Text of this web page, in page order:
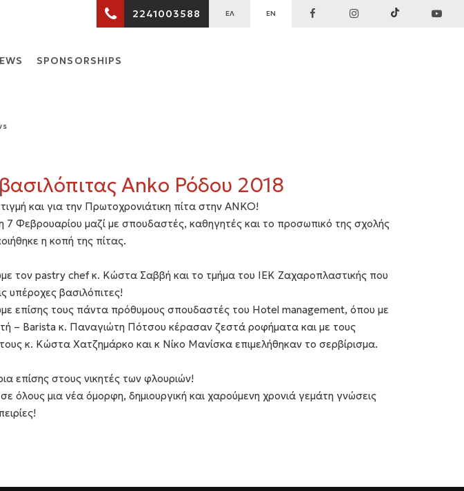
2241003588 ΕΛ EN
SPONSORSHIPS
Anko Ρόδου 2018
και για την Πρωτοχρονιάτικη πίτα στην ΑΝΚΟ!
7 Φεβρουαρίου μαζί με σπουδαστές, καθηγητές και το προσωπικό της σχολής
η κοπή της πίτας.
τον pastry chef κ. Κώστα Σαββή και το τμήμα του ΙΕΚ Ζαχαροπλαστικής που
υπέροχες βασιλόπιτες!
επίσης τους πάντα πρόθυμους σπουδαστές του Hotel management, όπου με
– Barista κ. Παναγιώτη Πότσου κέρασαν ζεστά ροφήματα και με τους
κ. Κώστα Χατζημάρκο και κ Νίκο Μανίσκα επιμελήθηκαν το σερβίρισμα.
επίσης στους νικητές των φλουριών!
όλους μια νέα όμορφη, δημιουργική και χαρούμενη χρονιά γεμάτη γνώσεις